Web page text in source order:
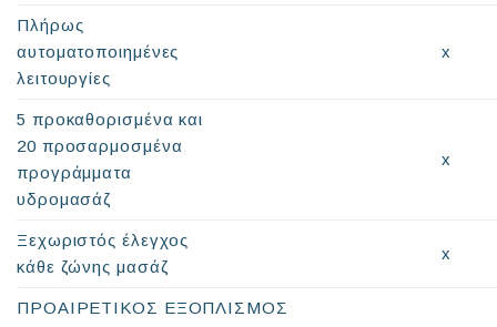
Πλήρως
αυτοματοποιημένες
λειτουργίες
x
5 προκαθορισμένα και
20 προσαρμοσμένα
προγράμματα
υδρομασάζ
x
Ξεχωριστός έλεγχος
κάθε ζώνης μασάζ
x
ΠΡΟΑΙΡΕΤΙΚΟΣ ΕΞΟΠΛΙΣΜΟΣ